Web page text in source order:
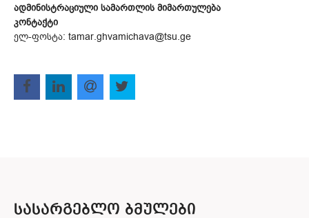
ადმინისტრაციული სამართლის მიმართულება
კონტაქტი
ელ-ფოსტა: tamar.ghvamichava@tsu.ge
ᲡᲐᲡᲐᲠᲒᲔᲑᲚᲝ ᲑᲛᲣᲚᲔᲑᲘ